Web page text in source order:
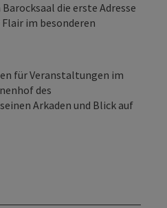
die erste Adresse
im besonderen
für Veranstaltungen im
des
Arkaden und Blick auf